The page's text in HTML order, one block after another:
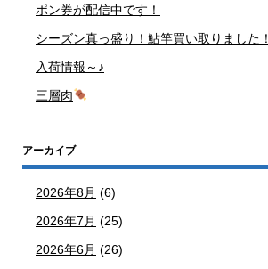
ポン券が配信中です！
シーズン真っ盛り！鮎竿買い取りました！
入荷情報～♪
三層肉
アーカイブ
2026年8月 (6)
2026年7月 (25)
2026年6月 (26)